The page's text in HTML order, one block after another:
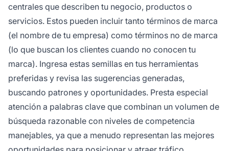
centrales que describen tu negocio, productos o
servicios. Estos pueden incluir tanto términos de marca
(el nombre de tu empresa) como términos no de marca
(lo que buscan los clientes cuando no conocen tu
marca). Ingresa estas semillas en tus herramientas
preferidas y revisa las sugerencias generadas,
buscando patrones y oportunidades. Presta especial
atención a palabras clave que combinan un volumen de
búsqueda razonable con niveles de competencia
manejables, ya que a menudo representan las mejores